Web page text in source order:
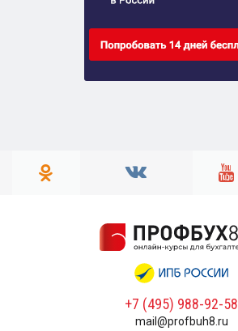
+7 (495) 988-92-58
mail@profbuh8.ru